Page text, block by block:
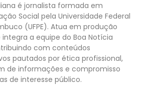
é jornalista formada em
Social pela Universidade Federal
(UFPE). Atua em produção
a equipe do Boa Notícia
com conteúdos
pautados por ética profissional,
de informações e compromisso
de interesse público.